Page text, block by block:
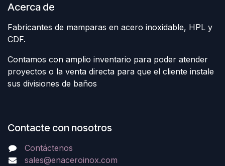
Acerca de
Fabricantes de mamparas en acero inoxidable, HPL y
CDF.
Contamos con amplio inventario para poder atender
proyectos o la venta directa para que el cliente instale
sus divisiones de baños
Contacte con nosotros
Contáctenos
sales@enaceroinox.com